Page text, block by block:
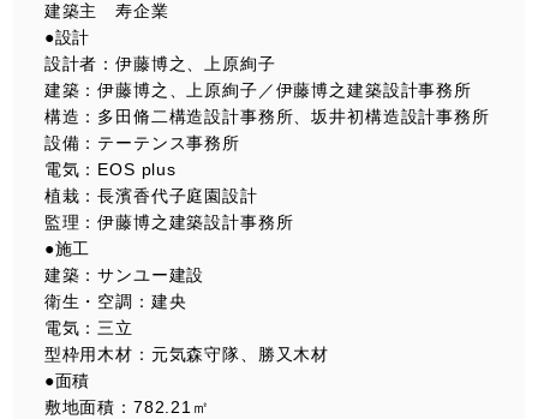
建築主 寿企業
●設計
設計者：伊藤博之、上原絢子
建築：伊藤博之、上原絢子／伊藤博之建築設計事務所
構造：多田脩二構造設計事務所、坂井初構造設計事務所
設備：テーテンス事務所
電気：EOS plus
植栽：長濱香代子庭園設計
監理：伊藤博之建築設計事務所
●施工
建築：サンユー建設
衛生・空調：建央
電気：三立
型枠用木材：元気森守隊、勝又木材
●面積
敷地面積：782.21㎡